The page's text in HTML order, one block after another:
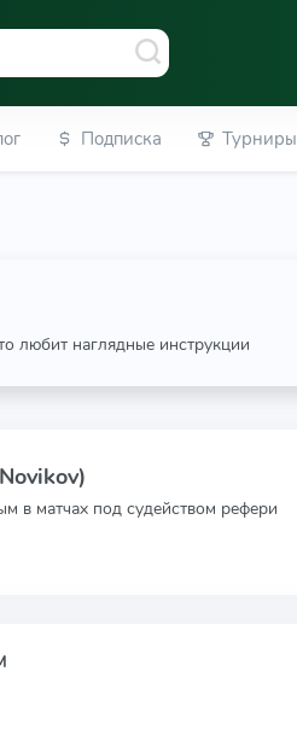
Подписка Турниры
любит наглядные инструкции
в матчах под судейством рефери